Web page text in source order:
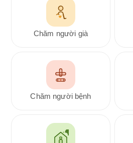
Chăm người già
Chăm người bệnh